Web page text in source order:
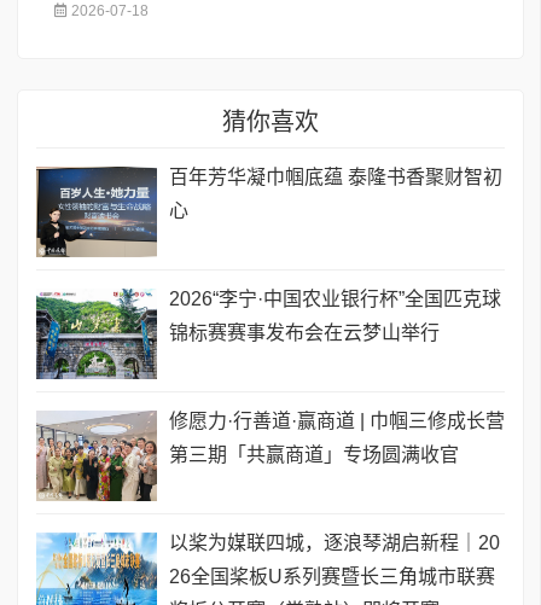
2026-07-18
猜你喜欢
百年芳华凝巾帼底蕴 泰隆书香聚财智初
心
2026“李宁·中国农业银行杯”全国匹克球
锦标赛赛事发布会在云梦山举行
修愿力·行善道·赢商道 | 巾帼三修成长营
第三期「共赢商道」专场圆满收官
以桨为媒联四城，逐浪琴湖启新程｜20
26全国桨板U系列赛暨长三角城市联赛